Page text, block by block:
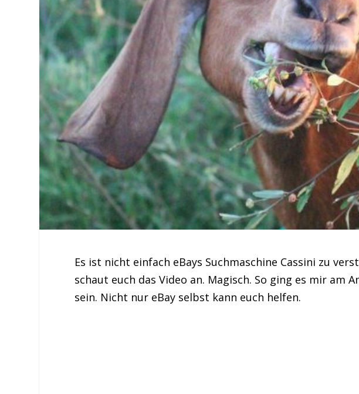
Es ist nicht einfach eBays Suchmaschine Cassini zu
schaut euch das Video an. Magisch. So ging es mir am
sein. Nicht nur eBay selbst kann euch helfen.